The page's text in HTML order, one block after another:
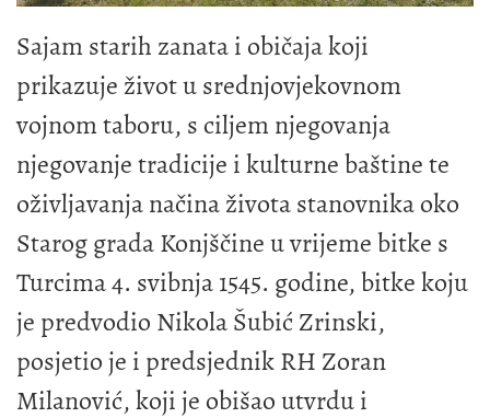
Sajam starih zanata i običaja koji
prikazuje život u srednjovjekovnom
vojnom taboru, s ciljem njegovanja
njegovanje tradicije i kulturne baštine te
oživljavanja načina života stanovnika oko
Starog grada Konjščine u vrijeme bitke s
Turcima 4. svibnja 1545. godine, bitke koju
je predvodio Nikola Šubić Zrinski,
posjetio je i predsjednik RH Zoran
Milanović, koji je obišao utvrdu i